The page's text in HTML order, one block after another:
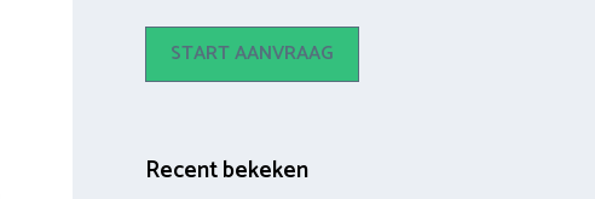
START AANVRAAG
Recent bekeken